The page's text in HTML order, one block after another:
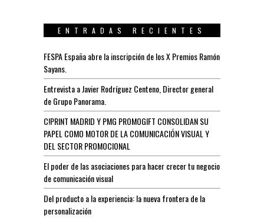
ENTRADAS RECIENTES
FESPA España abre la inscripción de los X Premios Ramón
Sayans.
Entrevista a Javier Rodríguez Centeno, Director general
de Grupo Panorama.
C!PRINT MADRID Y PMG PROMOGIFT CONSOLIDAN SU
PAPEL COMO MOTOR DE LA COMUNICACIÓN VISUAL Y
DEL SECTOR PROMOCIONAL
El poder de las asociaciones para hacer crecer tu negocio
de comunicación visual
Del producto a la experiencia: la nueva frontera de la
personalización